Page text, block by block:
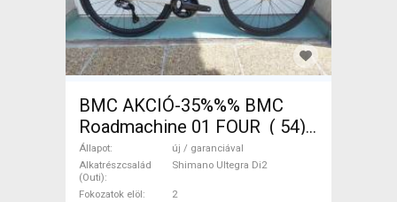
BMC AKCIÓ-35%%% BMC
Roadmachine 01 FOUR ( 54)
Országúti, Triatlon Shimano
Ultegra Di2 tárcsafék új /
garanciával ELADÓ
Állapot
új / garanciával
Alkatrészcsalád
(Outi)
Shimano Ultegra Di2
Fokozatok elöl
2